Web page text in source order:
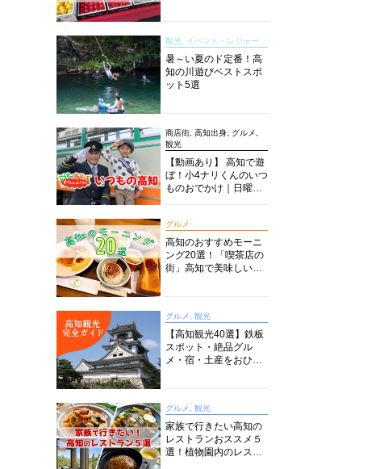
説！
観光, イベント・レジャー
暑～い夏のド定番！高
知の川遊びベストスポ
ット5選
商店街, 高知出身, グルメ,
観光
【動画あり】 高知で遊
ぼ！小4ナリくんのいつ
ものおでかけ｜日曜市
グルメ
高知のおすすめモーニ
ング20選！「喫茶店の
街」高知で美味しい喫
グルメ, 観光
【高知観光40選】鉄板
スポット・絶品グル
メ・宿・土産をおひと
グルメ, 観光
家族で行きたい高知の
レストランおススメ５
選！植物園内のレスト